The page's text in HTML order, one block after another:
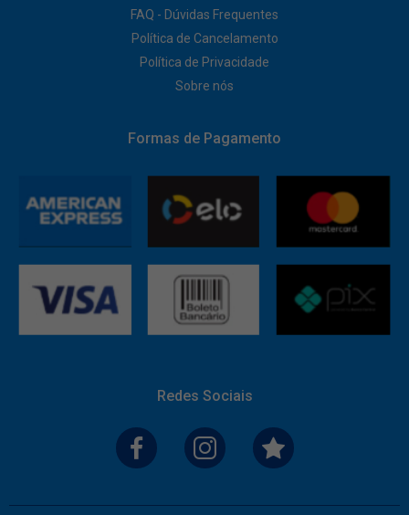
FAQ - Dúvidas Frequentes
Política de Cancelamento
Política de Privacidade
Sobre nós
Formas de Pagamento
Redes Sociais